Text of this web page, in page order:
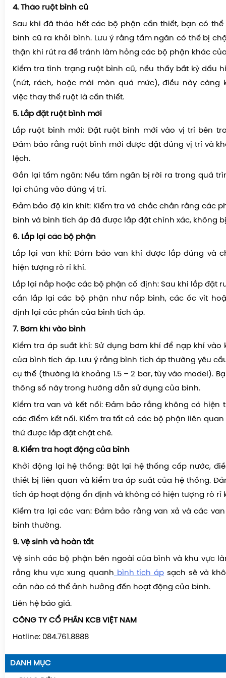
4. Tháo ruột bình cũ
Sau khi đã tháo hết các bộ phận cần thiết, bạn có
bình cũ ra khỏi bình. Lưu ý rằng tấm ngăn có thể bị
thận khi rút ra để tránh làm hỏng các bộ phận khác
Kiểm tra tình trạng ruột bình cũ, nếu thấy bất kỳ dấu
(nứt, rách, hoặc mài mòn quá mức), điều này càng
việc thay thế ruột là cần thiết.
5. Lắp đặt ruột bình mới
Lắp ruột bình mới: Đặt ruột bình mới vào vị trí bên
Đảm bảo rằng ruột bình mới được đặt đúng vị trí và
lệch.
Gắn lại tấm ngăn: Nếu tấm ngăn bị rời ra trong quá
lại chúng vào đúng vị trí.
Đảm bảo độ kín khít: Kiểm tra và chắc chắn rằng các
bình và bình tích áp đã được lắp đặt chính xác, không
6. Lắp lại các bộ phận
Lắp lại van khí: Đảm bảo van khí được lắp đúng và
hiện tượng rò rỉ khí.
Lắp lại nắp hoặc các bộ phận cố định: Sau khi lắp đặt
cần lắp lại các bộ phận như nắp bình, các ốc vít
định lại các phần của bình tích áp.
7. Bơm khí vào bình
Kiểm tra áp suất khí: Sử dụng bơm khí để nạp khí vào
của bình tích áp. Lưu ý rằng bình tích áp thường yêu
cụ thể (thường là khoảng 1.5 – 2 bar, tùy vào model).
thông số này trong hướng dẫn sử dụng của bình.
Kiểm tra van và kết nối: Đảm bảo rằng không có hiện
các điểm kết nối. Kiểm tra tất cả các bộ phận liên
thứ được lắp đặt chặt chẽ.
8. Kiểm tra hoạt động của bình
Khởi động lại hệ thống: Bật lại hệ thống cấp nước,
thiết bị liên quan và kiểm tra áp suất của hệ thống.
tích áp hoạt động ổn định và không có hiện tượng rò rỉ
Kiểm tra lại các van: Đảm bảo rằng van xả và các
bình thường.
9. Vệ sinh và hoàn tất
Vệ sinh các bộ phận bên ngoài của bình và khu vực
rằng khu vực xung quanh bình tích áp sạch sẽ và
cản nào có thể ảnh hưởng đến hoạt động của bình.
Liên hệ báo giá.
CÔNG TY CỔ PHẦN KCB VIỆT NAM
Hotline: 084.761.8888
DANH MỤC